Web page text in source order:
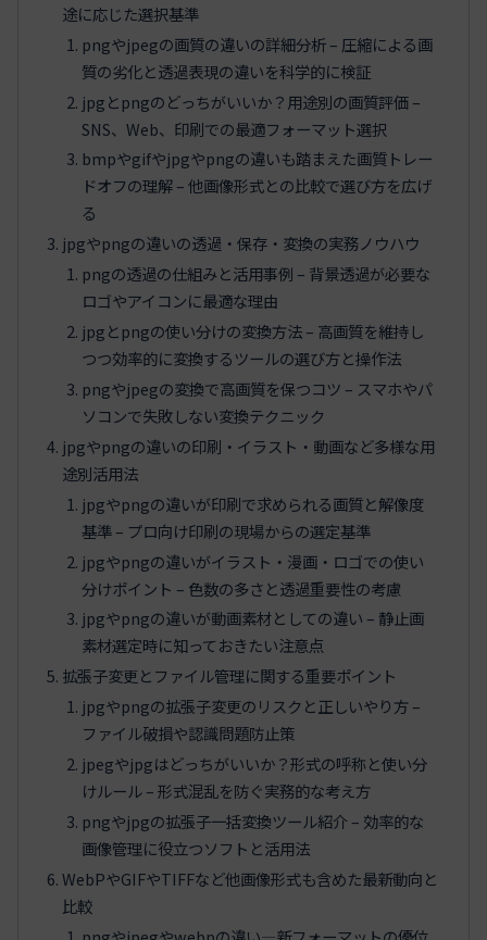
途に応じた選択基準
pngやjpegの画質の違いの詳細分析 – 圧縮による画
質の劣化と透過表現の違いを科学的に検証
jpgとpngのどっちがいいか？用途別の画質評価 –
SNS、Web、印刷での最適フォーマット選択
bmpやgifやjpgやpngの違いも踏まえた画質トレー
ドオフの理解 – 他画像形式との比較で選び方を広げ
る
jpgやpngの違いの透過・保存・変換の実務ノウハウ
pngの透過の仕組みと活用事例 – 背景透過が必要な
ロゴやアイコンに最適な理由
jpgとpngの使い分けの変換方法 – 高画質を維持し
つつ効率的に変換するツールの選び方と操作法
pngやjpegの変換で高画質を保つコツ – スマホやパ
ソコンで失敗しない変換テクニック
jpgやpngの違いの印刷・イラスト・動画など多様な用
途別活用法
jpgやpngの違いが印刷で求められる画質と解像度
基準 – プロ向け印刷の現場からの選定基準
jpgやpngの違いがイラスト・漫画・ロゴでの使い
分けポイント – 色数の多さと透過重要性の考慮
jpgやpngの違いが動画素材としての違い – 静止画
素材選定時に知っておきたい注意点
拡張子変更とファイル管理に関する重要ポイント
jpgやpngの拡張子変更のリスクと正しいやり方 –
ファイル破損や認識問題防止策
jpegやjpgはどっちがいいか？形式の呼称と使い分
けルール – 形式混乱を防ぐ実務的な考え方
pngやjpgの拡張子一括変換ツール紹介 – 効率的な
画像管理に役立つソフトと活用法
WebPやGIFやTIFFなど他画像形式も含めた最新動向と
比較